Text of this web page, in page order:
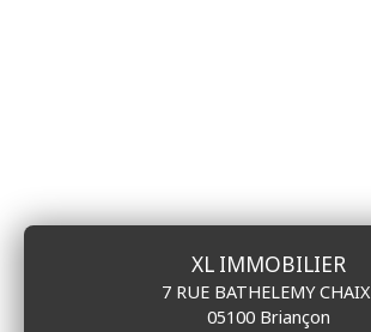
XL IMMOBILIER
7 RUE BATHELEMY CHAIX
05100 Briançon